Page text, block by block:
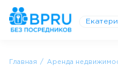
Главная Аренда